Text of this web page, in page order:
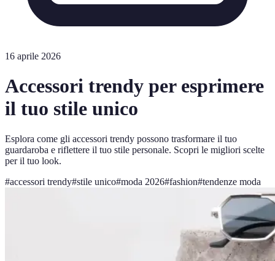
16 aprile 2026
Accessori trendy per esprimere
il tuo stile unico
Esplora come gli accessori trendy possono trasformare il tuo
guardaroba e riflettere il tuo stile personale. Scopri le migliori scelte
per il tuo look.
#accessori trendy#stile unico#moda 2026#fashion#tendenze moda